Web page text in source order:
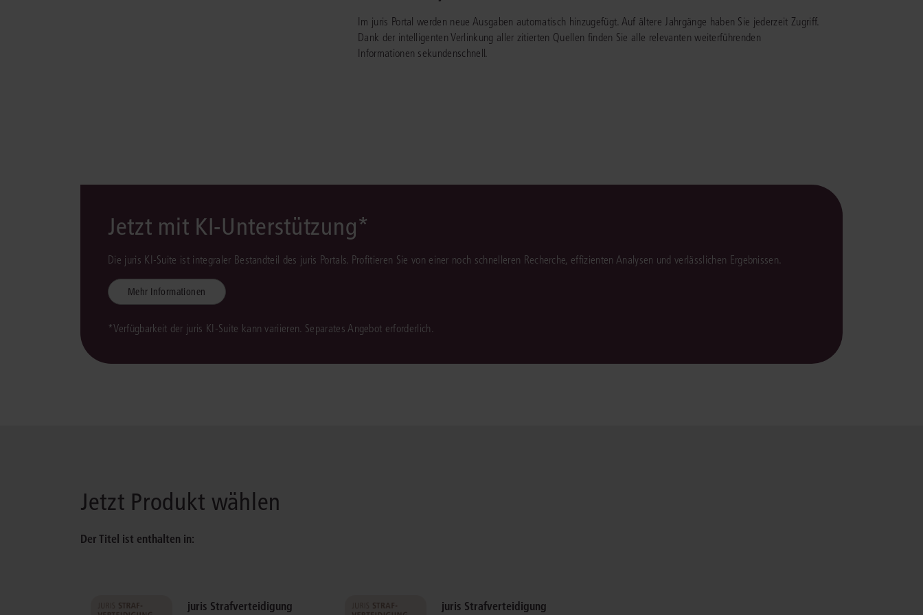
Kanzleimanagement
Medizinrecht
Zivil- und Zivilprozessrecht
Im juris Portal werden neue Ausgaben automatisch hinzugefügt. Auf ältere Jahrgänge haben Sie jederzeit Zugriff.
Dank der intelligenten Verlinkung aller zitierten Quellen finden Sie alle relevanten weiterführenden
Informationen sekundenschnell.
Jetzt mit KI-Unterstützung*
Die juris KI-Suite ist integraler Bestandteil des juris Portals. Profitieren Sie von einer noch schnelleren Recherche, effizienten Analysen und verlässlichen Ergebnissen.
Mehr Informationen
*Verfügbarkeit der juris KI-Suite kann variieren. Separates Angebot erforderlich.
Jetzt Produkt wählen
Der Titel ist enthalten in:
juris Strafverteidigung
juris Strafverteidigung